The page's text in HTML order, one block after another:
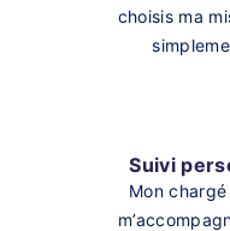
choisis ma
Suivi
Mon